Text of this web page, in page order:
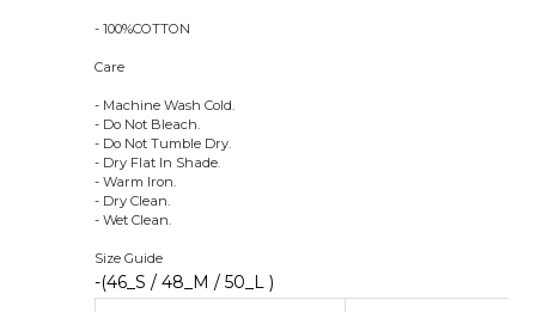
- 100%COTTON
Care
- Machine Wash Cold.
- Do Not Bleach.
- Do Not Tumble Dry.
- Dry Flat In Shade.
- Warm Iron.
- Dry Clean.
- Wet Clean.
Size Guide
-(46_S / 48_M / 50_L )